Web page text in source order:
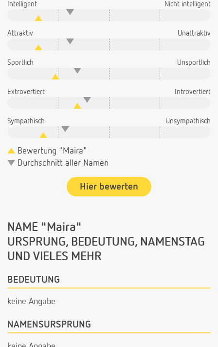
Intelligent Nicht intelligent
Attraktiv Unattraktiv
Sportlich Unsportlich
Extrovertiert Introvertiert
Sympathisch Unsympathisch
Bewertung "Maira"
Durchschnitt aller Namen
Hier bewerten
NAME "Maira"
URSPRUNG, BEDEUTUNG, NAMENSTAG
UND VIELES MEHR
BEDEUTUNG
keine Angabe
NAMENSURSPRUNG